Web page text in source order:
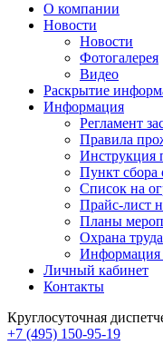
О компании
Новости
Новости
Фотогалерея
Видео
Раскрытие
Информация
Регламент
Правила
Инструкция
Пункт сбора
Список на
Прайс-лист
Планы
Охрана труда
Информация
Личный кабинет
Контакты
Круглосуточная
+7 (495) 150-95-19